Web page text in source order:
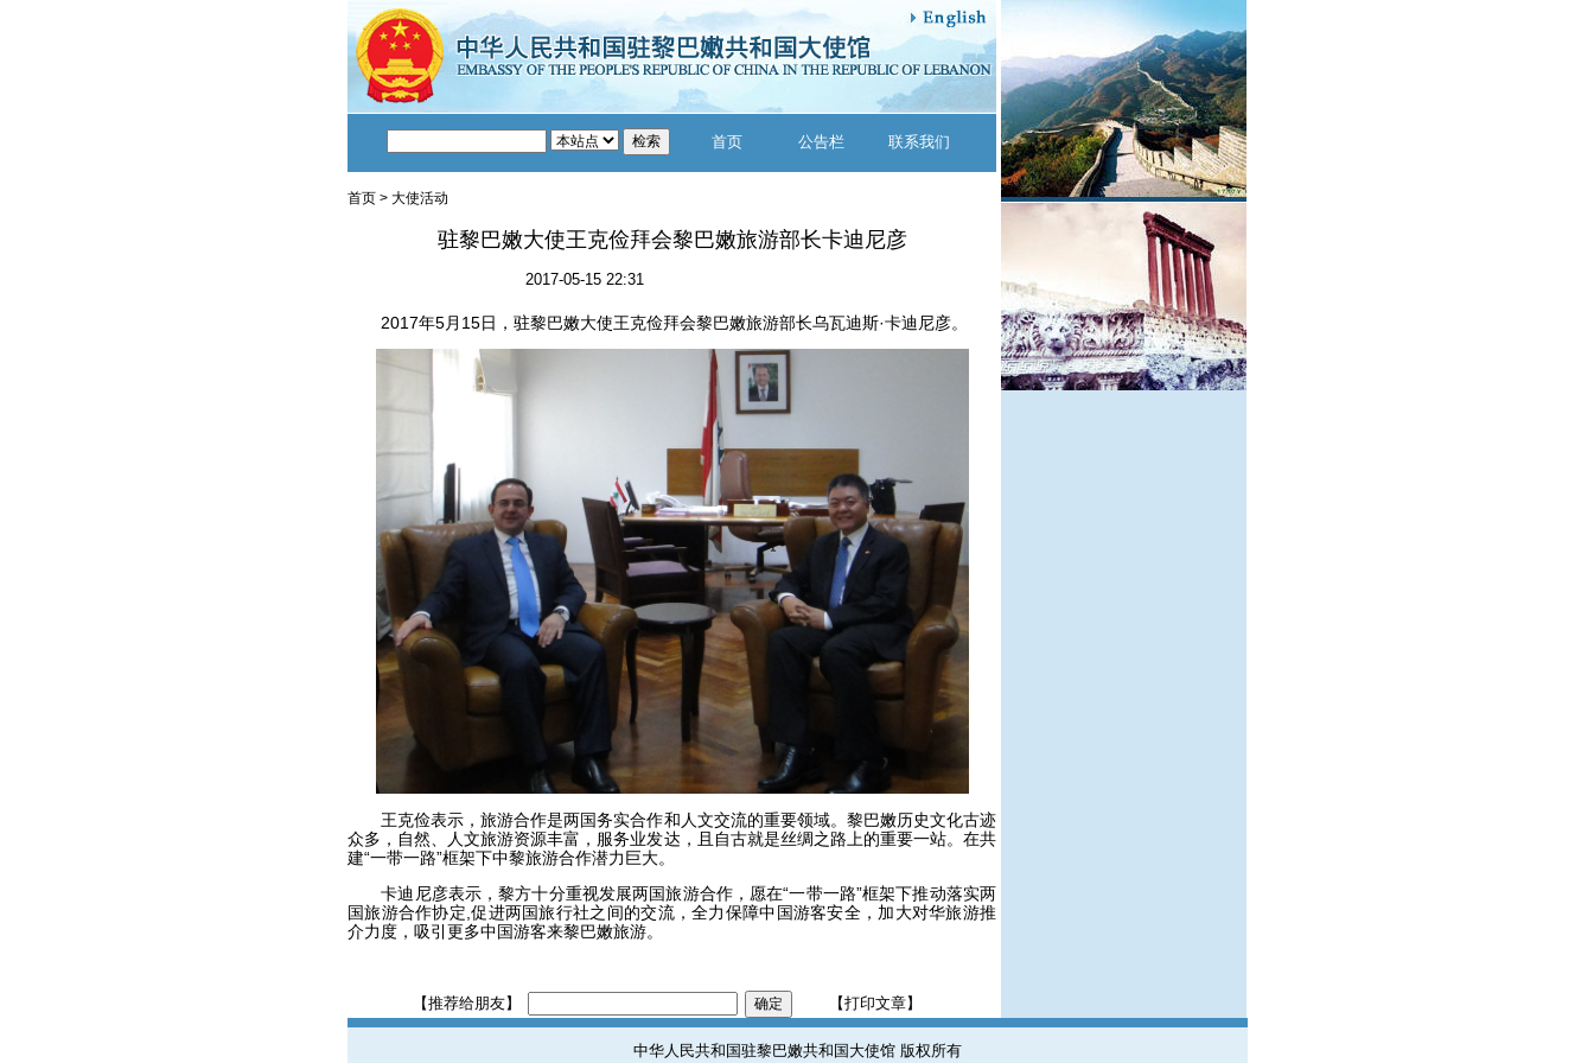
首页 公告栏 联系我们
首页 > 大使活动
驻黎巴嫩大使王克俭拜会黎巴嫩旅游部长卡迪尼彦
2017-05-15 22:31
2017年5月15日，驻黎巴嫩大使王克俭拜会黎巴嫩旅游部长乌瓦迪斯·卡迪尼彦。
王克俭表示，旅游合作是两国务实合作和人文交流的重要领域。黎巴嫩历史文化古迹
众多，自然、人文旅游资源丰富，服务业发达，且自古就是丝绸之路上的重要一站。在共
建“一带一路”框架下中黎旅游合作潜力巨大。
卡迪尼彦表示，黎方十分重视发展两国旅游合作，愿在“一带一路”框架下推动落实两
国旅游合作协定,促进两国旅行社之间的交流，全力保障中国游客安全，加大对华旅游推
介力度，吸引更多中国游客来黎巴嫩旅游。
【推荐给朋友】 【打印文章】
中华人民共和国驻黎巴嫩共和国大使馆 版权所有